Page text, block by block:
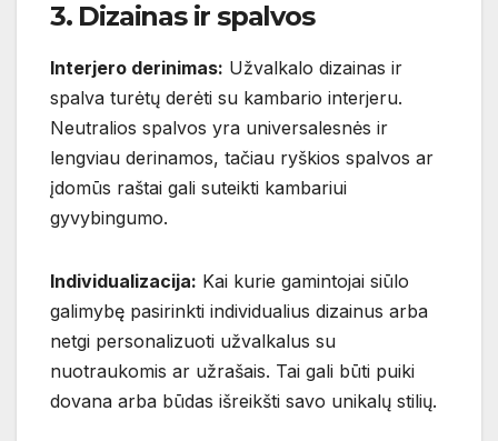
3. Dizainas ir spalvos
Interjero derinimas: Užvalkalo dizainas ir
spalva turėtų derėti su kambario interjeru.
Neutralios spalvos yra universalesnės ir
lengviau derinamos, tačiau ryškios spalvos ar
įdomūs raštai gali suteikti kambariui
gyvybingumo.
Individualizacija: Kai kurie gamintojai siūlo
galimybę pasirinkti individualius dizainus arba
netgi personalizuoti užvalkalus su
nuotraukomis ar užrašais. Tai gali būti puiki
dovana arba būdas išreikšti savo unikalų stilių.